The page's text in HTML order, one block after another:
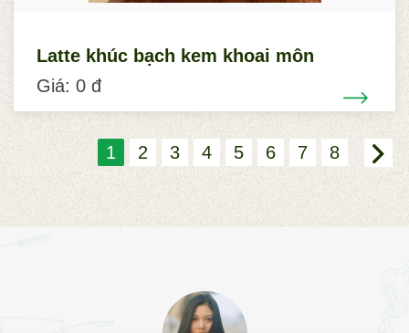
Latte khúc bạch kem khoai môn
Giá: 0 đ
1 2 3 4 5 6 7 8